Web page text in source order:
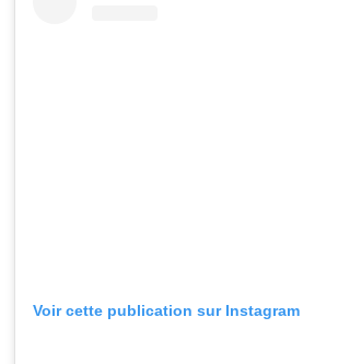
Voir cette publication sur Instagram